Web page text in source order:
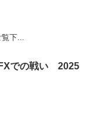
下...
FXでの戦い 2025